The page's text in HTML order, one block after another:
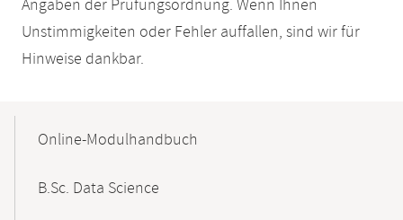
Angaben der Prüfungsordnung. Wenn Ihnen
Unstimmigkeiten oder Fehler auffallen, sind wir für
Hinweise dankbar.
NavigationOnline-Modulhandbuch
B.Sc. Data Science